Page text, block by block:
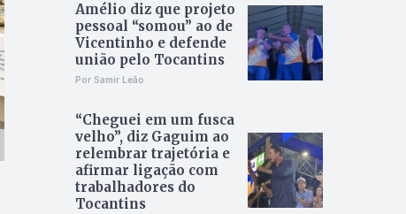
Amélio diz que projeto
pessoal “somou” ao de
Vicentinho e defende
união pelo Tocantins
Por Samir Leão
“Cheguei em um fusca
velho”, diz Gaguim ao
relembrar trajetória e
afirmar ligação com
trabalhadores do
Tocantins